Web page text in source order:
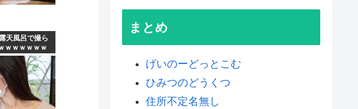
天風呂で撮ら
ｗｗｗｗｗｗ
まとめ
げいのーどっとこむ
ひみつのどうくつ
住所不定名無し